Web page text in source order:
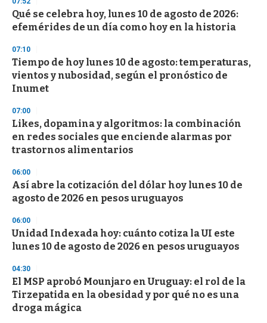
e
c
o
d
s
Qué se celebra hoy, lunes 10 de agosto de 2026:
efemérides de un día como hoy en la historia
07:10
Tiempo de hoy lunes 10 de agosto: temperaturas,
vientos y nubosidad, según el pronóstico de
Inumet
07:00
Likes, dopamina y algoritmos: la combinación
en redes sociales que enciende alarmas por
trastornos alimentarios
06:00
Así abre la cotización del dólar hoy lunes 10 de
agosto de 2026 en pesos uruguayos
06:00
Unidad Indexada hoy: cuánto cotiza la UI este
lunes 10 de agosto de 2026 en pesos uruguayos
04:30
El MSP aprobó Mounjaro en Uruguay: el rol de la
Tirzepatida en la obesidad y por qué no es una
droga mágica